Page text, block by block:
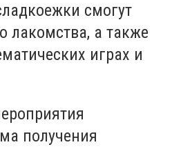
смогут
лакомства, а также
играх и
получения